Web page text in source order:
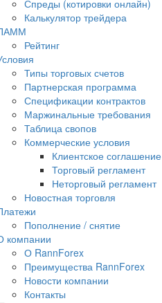
Спреды (котировки онлайн)
Калькулятор трейдера
Рейтинг
Типы торговых счетов
Партнерская программа
Спецификации контрактов
Маржинальные требования
Таблица свопов
Коммерческие условия
Клиентское соглашение
Торговый регламент
Неторговый регламент
Новостная торговля
Пополнение / снятие
компании
О RannForex
Преимущества RannForex
Новости компании
Контакты